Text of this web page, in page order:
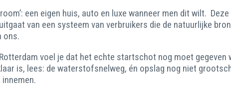
een eigen huis, auto en luxe wanneer men dit wilt.
van een systeem van verbruikers die de natuurlijke
ons.
voel je dat het echte startschot nog moet
is, lees: de waterstofsnelweg, én opslag nog niet